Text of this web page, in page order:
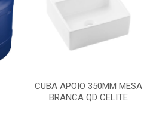
CUBA APOIO 350MM MESA
BRANCA QD CELITE